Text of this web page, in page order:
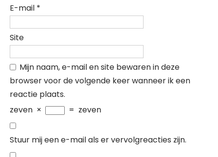
E-mail *
Site
Mijn naam, e-mail en site bewaren in deze
browser voor de volgende keer wanneer ik een
reactie plaats.
zeven × = zeven
Stuur mij een e-mail als er vervolgreacties zijn.